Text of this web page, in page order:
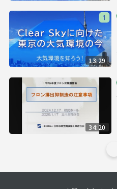
13:29
34:20